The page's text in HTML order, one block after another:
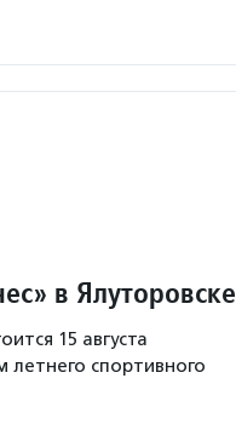
в Ялуторовске
15 августа
летнего спортивного